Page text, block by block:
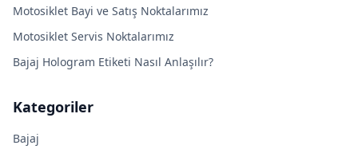
Motosiklet Bayi ve Satış Noktalarımız
Motosiklet Servis Noktalarımız
Bajaj Hologram Etiketi Nasıl Anlaşılır?
Kategoriler
Bajaj